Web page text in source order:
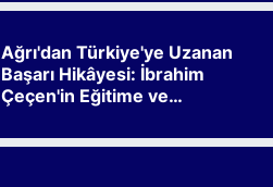
Ağrı'dan Türkiye'ye Uzanan
Başarı Hikâyesi: İbrahim
Çeçen'in Eğitime ve